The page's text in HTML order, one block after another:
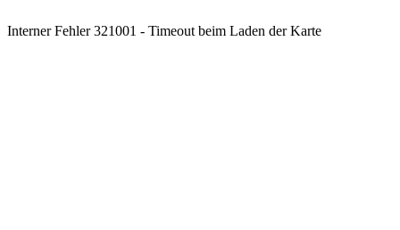
Interner Fehler 321001 - Timeout beim Laden der Karte